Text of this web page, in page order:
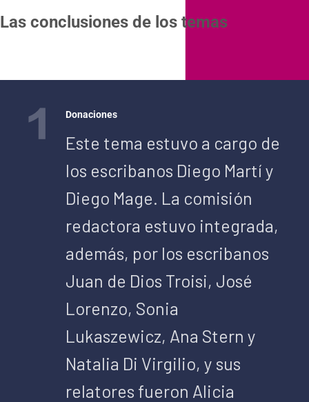
Las conclusiones de los temas
Donaciones
Este tema estuvo a cargo de
los escribanos Diego Martí y
Diego Mage. La comisión
redactora estuvo integrada,
además, por los escribanos
Juan de Dios Troisi, José
Lorenzo, Sonia
Lukaszewicz, Ana Stern y
Natalia Di Virgilio, y sus
relatores fueron Alicia